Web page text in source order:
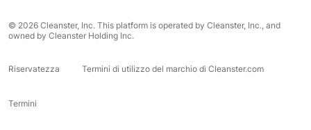
© 2026 Cleanster, Inc. This platform is operated by Cleanster, Inc., and
owned by Cleanster Holding Inc.
Riservatezza Termini di utilizzo del marchio di Cleanster.com
Termini